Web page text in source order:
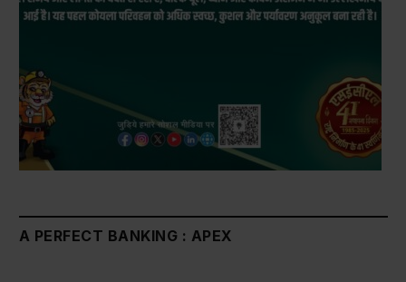
A PERFECT BANKING : APEX